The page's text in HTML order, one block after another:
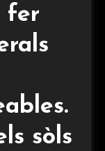
fer
sòls